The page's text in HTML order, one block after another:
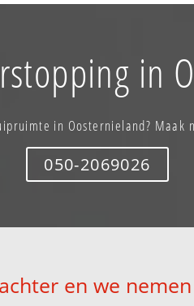
in
in Oosternieland? Maak
050-2069026
en we